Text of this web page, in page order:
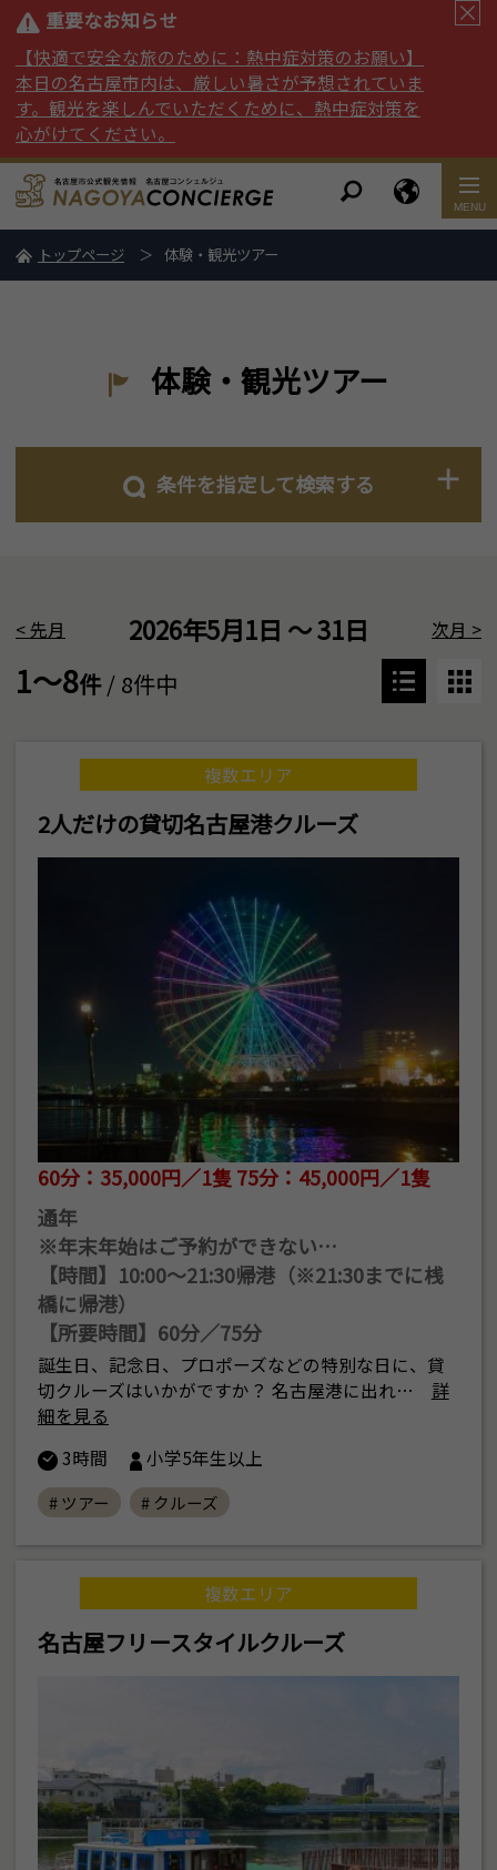
重要なお知らせ
【快適で安全な旅のために：熱中症対策のお願い】
本日の名古屋市内は、厳しい暑さが予想されていま
す。観光を楽しんでいただくために、熱中症対策を
心がけてください。
トップページ 体験・観光ツアー
体験・観光ツアー
条件を指定して検索する
< 先月 2026年5月1日 ～ 31日 次月 >
1～8件/ 8件中
複数エリア
2人だけの貸切名古屋港クルーズ
60分：35,000円／1隻 75分：45,000円／1隻
通年
※年末年始はご予約ができない…
【時間】10:00～21:30帰港（※21:30までに桟
橋に帰港）
【所要時間】60分／75分
誕生日、記念日、プロポーズなどの特別な日に、貸
切クルーズはいかがですか？ 名古屋港に出れ…
詳
細を見る
3時間
小学5年生以上
# ツアー # クルーズ
複数エリア
名古屋フリースタイルクルーズ